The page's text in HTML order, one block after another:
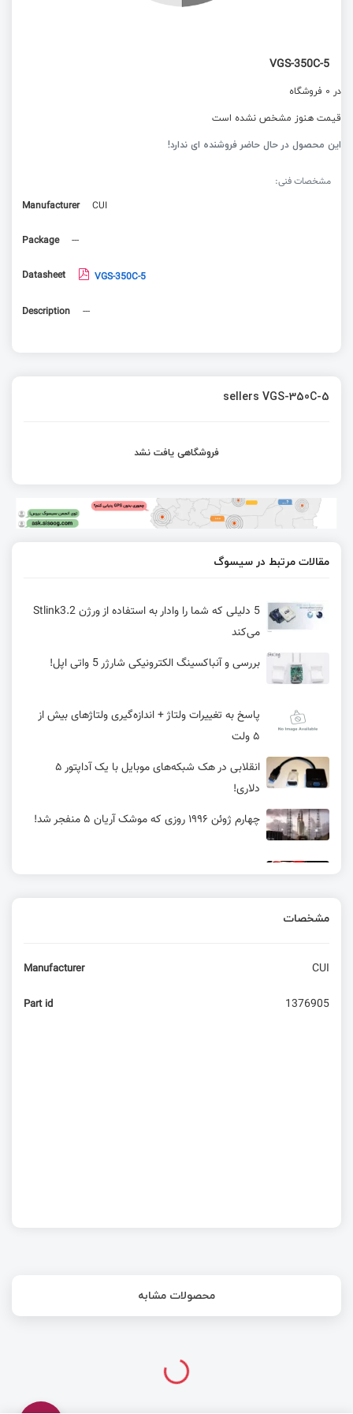
VGS-350C-5
در 0 فروشگاه
قیمت هنوز مشخص نشده است
این محصول در حال حاضر فروشنده ای ندارد!
مشخصات فنی:
Manufacturer
CUI
Package ---
Datasheet VGS-350C-5
Description ---
sellers VGS-350C-5
فروشگاهی یافت نشد
مقالات مرتبط در سیسوگ
5 دلیلی که شما را وادار به استفاده از ورژن Stlink3.2
می‌کند
بررسی و آنباکسینگ الکترونیکی شارژر 5 واتی اپل!
پاسخ به تغییرات ولتاژ + اندازه‌گیری ولتاژهای بیش از
۵ ولت
انقلابی در هک شبکه‌های موبایل با یک آداپتور ۵
دلاری!
چهارم ژوئن ۱۹۹۶ روزی که موشک آریان ۵ منفجر شد!
ESP32-C6 یک SOC با وای فای 6 و بلوتوث 5 برای
مشخصات
Manufacturer CUI
Part id 1376905
محصولات مشابه